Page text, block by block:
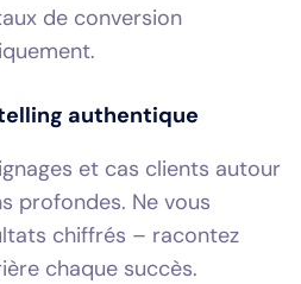
de conversion
authentique
et cas clients autour
profondes. Ne vous
chiffrés – racontez
chaque succès.